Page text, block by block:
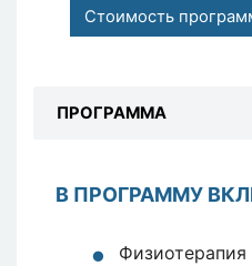
Стоимость
ПРОГРАММА
В ПРОГРАММУ
Физиотерапия